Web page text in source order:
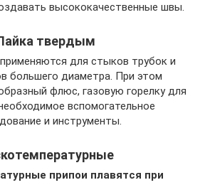
высококачественные швы.
твердым
для стыков трубок и
большего диаметра. При этом
флюс, газовую горелку для
вспомогательное
и инструменты.
припои плавятся при